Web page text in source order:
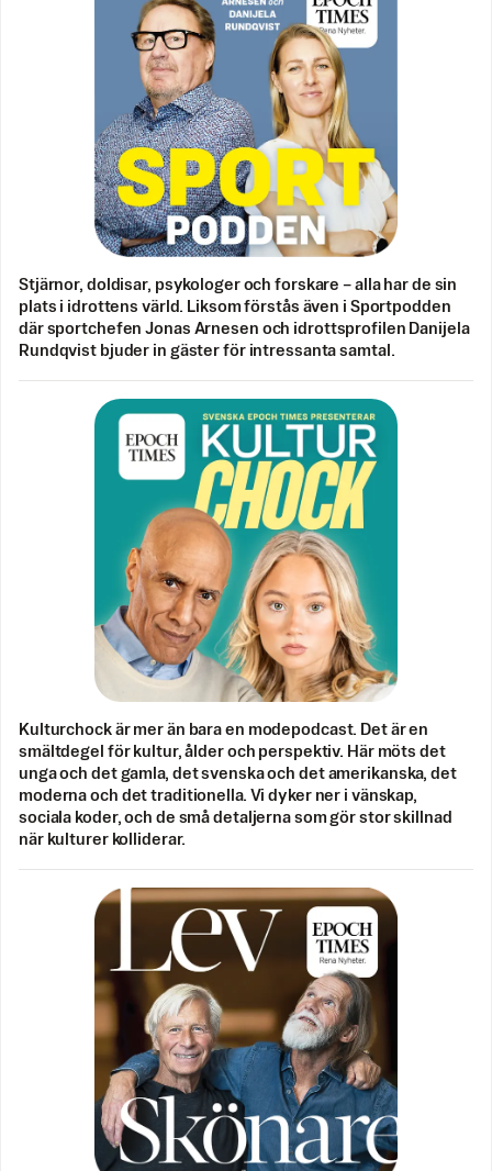
Stjärnor, doldisar, psykologer och forskare – alla har de sin
plats i idrottens värld. Liksom förstås även i Sportpodden
där sportchefen Jonas Arnesen och idrottsprofilen Danijela
Rundqvist bjuder in gäster för intressanta samtal.
Kulturchock är mer än bara en modepodcast. Det är en
smältdegel för kultur, ålder och perspektiv. Här möts det
unga och det gamla, det svenska och det amerikanska, det
moderna och det traditionella. Vi dyker ner i vänskap,
sociala koder, och de små detaljerna som gör stor skillnad
när kulturer kolliderar.